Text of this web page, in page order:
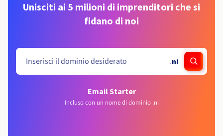
Unisciti ai 5 milioni di imprenditori che si
fidano di noi
.ni
Email Starter
Incluso con un nome di dominio .ni